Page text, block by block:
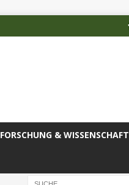
FORSCHUNG & WISSENSCHAFT